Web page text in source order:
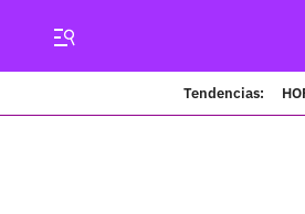
Tendencias: